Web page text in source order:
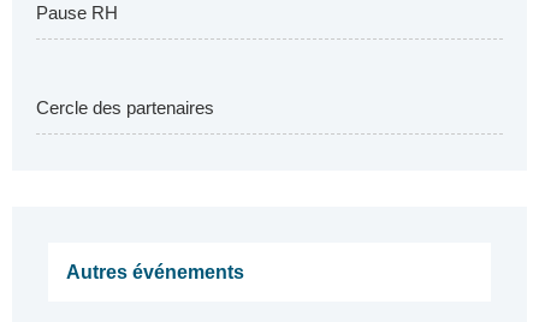
Pause RH
Cercle des partenaires
Autres événements